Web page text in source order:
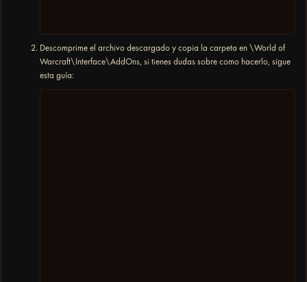
Descomprime el archivo descargado y copia la carpeta en \World of
Warcraft\Interface\AddOns, si tienes dudas sobre como hacerlo, sigue
esta guía: